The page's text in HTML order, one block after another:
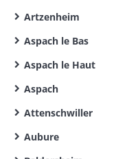
Artzenheim
Aspach le Bas
Aspach le Haut
Aspach
Attenschwiller
Aubure